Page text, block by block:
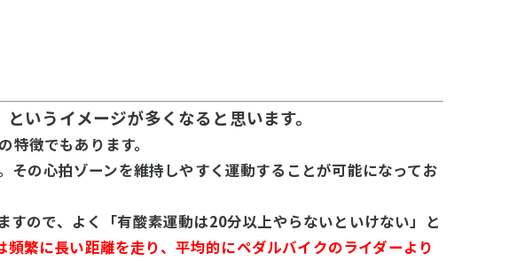
いうイメージが多くなると思います。
徴でもあります。
の心拍ゾーンを維持しやすく運動することが可能になってお
ので、よく「有酸素運動は20分以上やらないといけない」と
頻繁に長い距離を走り、平均的にペダルバイクのライダーより